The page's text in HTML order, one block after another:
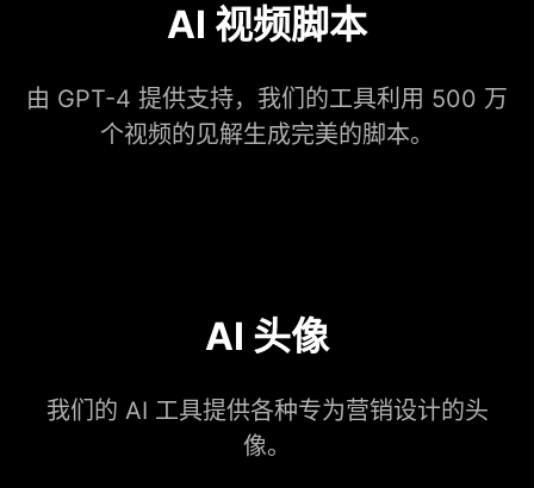
AI 视频脚本
由 GPT-4 提供支持，我们的工具利用 500 万
个视频的见解生成完美的脚本。
AI 头像
我们的 AI 工具提供各种专为营销设计的头
像。